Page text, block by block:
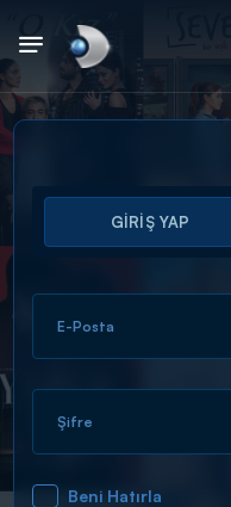
Arama
ARAMA SONUÇLARI
GİRİŞ YAP
E-Posta
Şifre
Beni Hatırla